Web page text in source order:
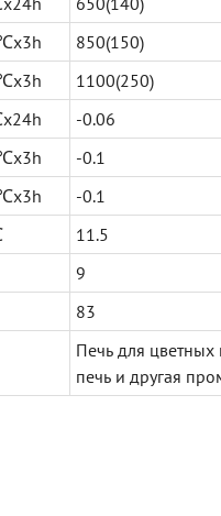
850(150)
1100(250)
-0.06
-0.1
-0.1
11.5
9
83
Печь для цветных
печь и другая